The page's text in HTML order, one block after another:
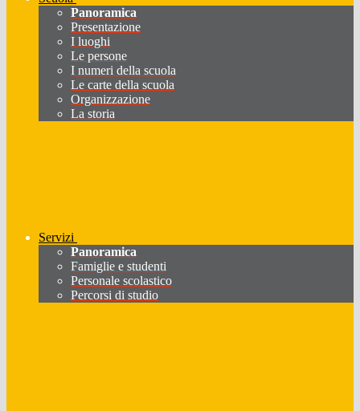
Panoramica
Presentazione
I luoghi
Le persone
I numeri della scuola
Le carte della scuola
Organizzazione
La storia
Servizi
Panoramica
Famiglie e studenti
Personale scolastico
Percorsi di studio